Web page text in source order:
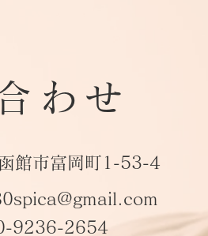
わせ
館市富岡町1-53-4
9236-2654